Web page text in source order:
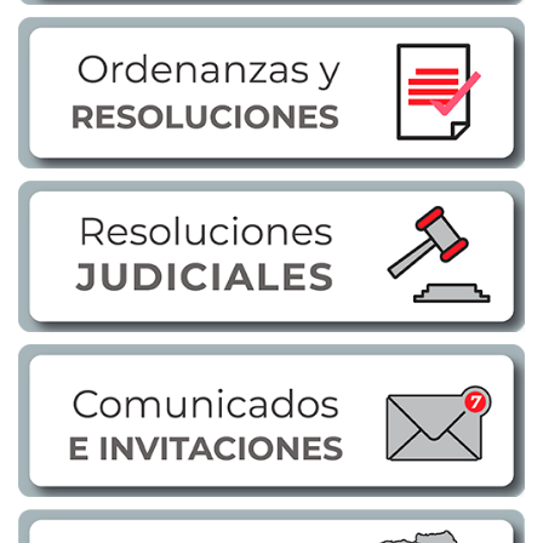
Transparencia
LOTAIP
GAD Macará
2025
2020
2021
2016
2015
2014